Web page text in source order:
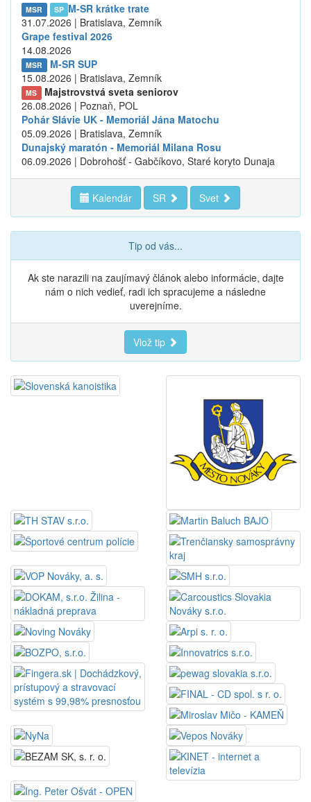
MSR SP M-SR krátke trate
31.07.2026 | Bratislava, Zemník
Grape festival 2026
14.08.2026
MSR
M-SR SUP
15.08.2026 | Bratislava, Zemník
MS
Majstrovstvá sveta seniorov
26.08.2026 | Poznaň, POL
Pohár Slávie UK - Memoriál Jána Matochu
05.09.2026 | Bratislava, Zemník
Dunajský maratón - Memoriál Milana Rosu
06.09.2026 | Dobrohošť - Gabčíkovo, Staré koryto Dunaja
Kalendár SR Svet
Tip od vás...
Ak ste narazili na zaujímavý článok alebo informácie, dajte
nám o nich vedieť, radi ich spracujeme a následne
uverejníme.
Vlož tip